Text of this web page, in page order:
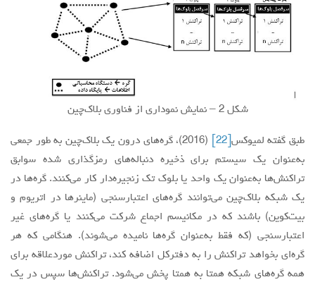
شکل 2 – نمایش نموداری از فناوری بلاک‌چین
طبق گفته لمیوکس [22]
(2016)، گره‌های درون یک بلاک‌چین به طور جمعی
به‌عنوان یک سیستم برای ذخیره دنباله‌های رمزگذاری شده سوابق
تراکنش‌ها به‌عنوان یک واحد یا بلوک تک زنجیره‌دار کار می‌کنند. گره‌ها در
یک شبکه بلاک‌چین می‌توانند گره‌های اعتبارسنجی (ماینرها در اتریوم و
بیت‌کوین) باشند که در مکانیسم اجماع شرکت می‌کنند یا گره‌های غیر
اعتبارسنجی (که فقط به‌عنوان گره‌ها نامیده می‌شوند). هنگامی که هر
گره‌ای بخواهد تراکنش را به دفترکل اضافه کند، تراکنش موردعلاقه برای
همه گره‌های شبکه همتا به همتا پخش می‌شود. تراکنش‌ها سپس در یک